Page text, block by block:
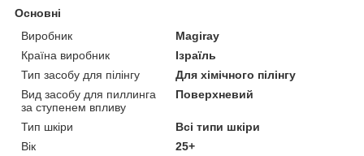
Основні
Виробник
Magiray
Країна виробник
Ізраїль
Тип засобу для пілінгу
Для хімічного пілінгу
Вид засобу для пиллинга
за ступенем впливу
Поверхневий
Тип шкіри
Всі типи шкіри
Вік
25+